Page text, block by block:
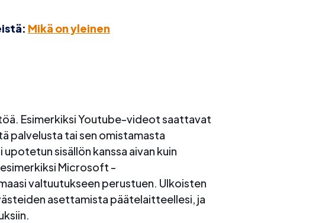
Mikä on yleinen
Esimerkiksi Youtube-videot saattavat
palvelusta tai sen omistamasta
sisällön kanssa aivan kuin
esimerkiksi Microsoft -
valtuutukseen perustuen. Ulkoisten
asettamista päätelaitteellesi, ja